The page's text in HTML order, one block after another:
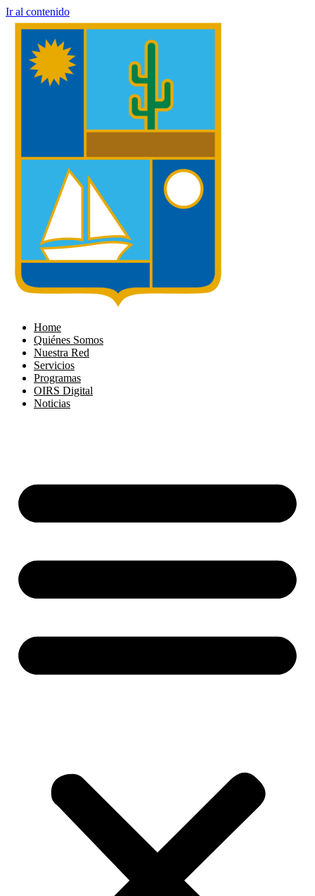
Ir al contenido
Home
Quiénes Somos
Nuestra Red
Servicios
Programas
OIRS Digital
Noticias